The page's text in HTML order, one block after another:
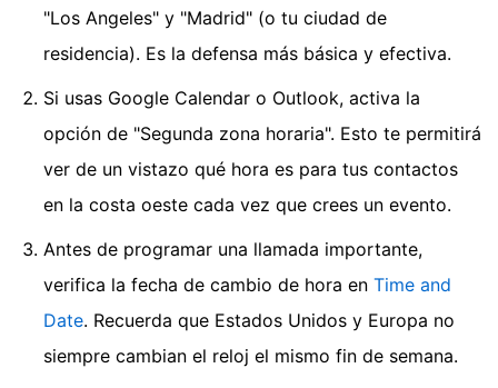
"Los Angeles" y "Madrid" (o tu ciudad de
residencia). Es la defensa más básica y efectiva.
Si usas Google Calendar o Outlook, activa la
opción de "Segunda zona horaria". Esto te permitirá
ver de un vistazo qué hora es para tus contactos
en la costa oeste cada vez que crees un evento.
Antes de programar una llamada importante,
verifica la fecha de cambio de hora en Time and
Date. Recuerda que Estados Unidos y Europa no
siempre cambian el reloj el mismo fin de semana.